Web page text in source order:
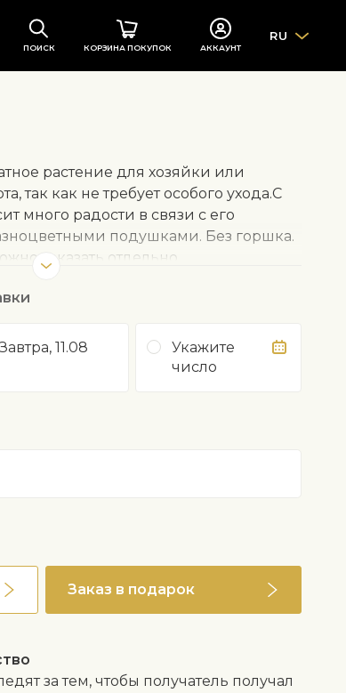
ПОИСК КОРЗИНА ПОКУПОК АККАУНТ
RU
растение для хозяйки или
так как не требует особого ухода.С
много радости в связи с его
подушками. Без горшка.
заказать отдельно.
избегайте чрезмерного полива, так
когда почва полностью сухая.
в тени. Хорошо положить на
когда растение цветет, чтобы
количество питательных веществ.
Завтра, 11.08
Укажите
число
Заказ в подарок
за тем, чтобы получатель получал